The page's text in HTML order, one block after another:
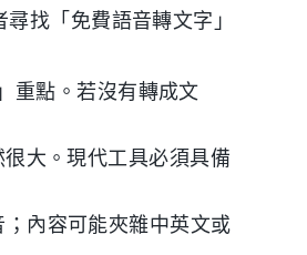
找「免費語音轉文字」
重點。若沒有轉成文
大。現代工具必須具備
內容可能夾雜中英文或